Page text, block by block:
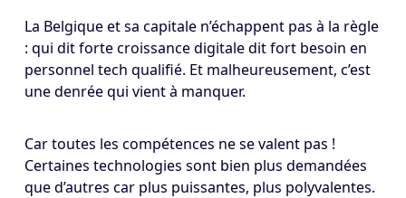
La Belgique et sa capitale n’échappent pas à la règle
: qui dit forte croissance digitale dit fort besoin en
personnel tech qualifié. Et malheureusement, c’est
une denrée qui vient à manquer.
Car toutes les compétences ne se valent pas !
Certaines technologies sont bien plus demandées
que d’autres car plus puissantes, plus polyvalentes.